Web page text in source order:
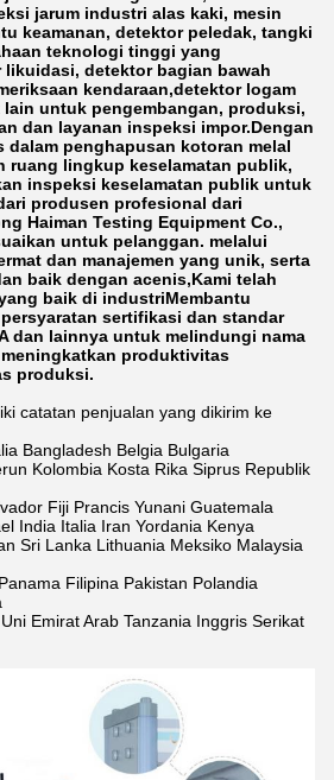
jarum industri alas kaki, mesin
keamanan, detektor peledak, tangki
teknologi tinggi yang
likuidasi, detektor bagian bawah
kendaraan,detektor logam
untuk pengembangan, produksi,
dan layanan inspeksi impor.Dengan
dalam penghapusan kotoran melal
ruang lingkup keselamatan publik,
inspeksi keselamatan publik untuk
produsen profesional dari
Haiman Testing Equipment Co.,
untuk pelanggan. melalui
dan manajemen yang unik, serta
baik dengan acenis,Kami telah
baik di industriMembantu
sertifikasi dan standar
dan lainnya untuk melindungi nama
produktivitas
produksi.
catatan penjualan yang dikirim ke
Bangladesh Belgia Bulgaria
Kolombia Kosta Rika Siprus Republik
Fiji Prancis Yunani Guatemala
India Italia Iran Yordania Kenya
Sri Lanka Lithuania Meksiko Malaysia
Filipina Pakistan Polandia
Emirat Arab Tanzania Inggris Serikat